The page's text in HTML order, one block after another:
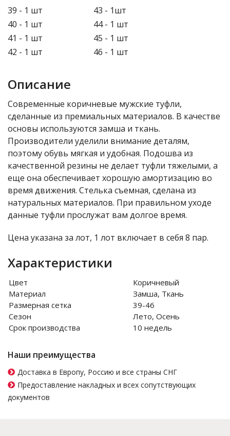
39 - 1 шт
40 - 1 шт
41 - 1 шт
42 - 1 шт
43 - 1шт
44 - 1 шт
45 - 1 шт
46 - 1 шт
Описание
Современные коричневые мужские туфли,
сделанные из премиальных материалов. В качестве
основы используются замша и ткань.
Производители уделили внимание деталям,
поэтому обувь мягкая и удобная. Подошва из
качественной резины не делает туфли тяжелыми, а
еще она обеспечивает хорошую амортизацию во
время движения. Стелька съемная, сделана из
натуральных материалов. При правильном уходе
данные туфли прослужат вам долгое время.
Цена указана за лот, 1 лот включает в себя 8 пар.
Характеристики
Цвет
Коричневый
Материал
Замша, Ткань
Размерная сетка
39-46
Сезон
Лето, Осень
Срок производства
10 недель
Наши преимущества
Доставка в Европу, Россию и все страны СНГ
Предоставление накладных и всех сопутствующих
документов